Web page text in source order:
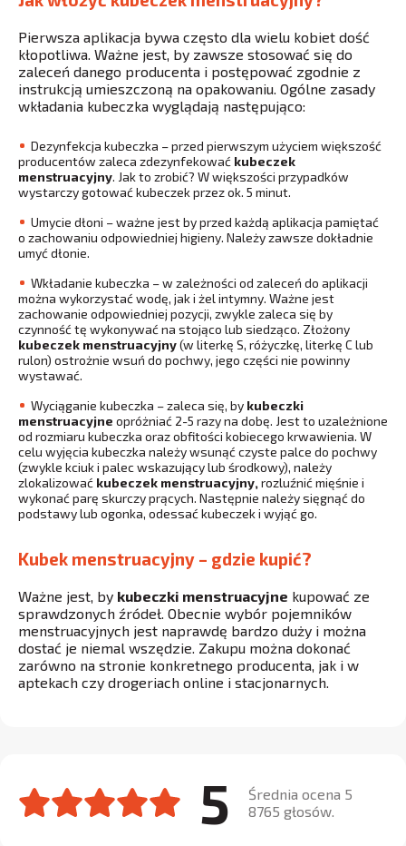
Pierwsza aplikacja bywa często dla wielu kobiet dość
kłopotliwa. Ważne jest, by zawsze stosować się do
zaleceń danego producenta i postępować zgodnie z
instrukcją umieszczoną na opakowaniu. Ogólne zasady
wkładania kubeczka wyglądają następująco:
Dezynfekcja kubeczka – przed pierwszym użyciem większość
producentów zaleca zdezynfekować kubeczek
menstruacyjny. Jak to zrobić? W większości przypadków
wystarczy gotować kubeczek przez ok. 5 minut.
Umycie dłoni – ważne jest by przed każdą aplikacja pamiętać
o zachowaniu odpowiedniej higieny. Należy zawsze dokładnie
umyć dłonie.
Wkładanie kubeczka – w zależności od zaleceń do aplikacji
można wykorzystać wodę, jak i żel intymny. Ważne jest
zachowanie odpowiedniej pozycji, zwykle zaleca się by
czynność tę wykonywać na stojąco lub siedząco. Złożony
kubeczek menstruacyjny(w literkę S, różyczkę, literkę C lub
rulon) ostrożnie wsuń do pochwy, jego części nie powinny
wystawać.
Wyciąganie kubeczka – zaleca się, by kubeczki
menstruacyjne opróżniać 2-5 razy na dobę. Jest to uzależnione
od rozmiaru kubeczka oraz obfitości kobiecego krwawienia. W
celu wyjęcia kubeczka należy wsunąć czyste palce do pochwy
(zwykle kciuk i palec wskazujący lub środkowy), należy
zlokalizować kubeczek menstruacyjny, rozluźnić mięśnie i
wykonać parę skurczy prących. Następnie należy sięgnąć do
podstawy lub ogonka, odessać kubeczek i wyjąć go.
Kubek menstruacyjny – gdzie kupić?
Ważne jest, by kubeczki menstruacyjne kupować ze
sprawdzonych źródeł. Obecnie wybór pojemników
menstruacyjnych jest naprawdę bardzo duży i można
dostać je niemal wszędzie. Zakupu można dokonać
zarówno na stronie konkretnego producenta, jak i w
aptekach czy drogeriach online i stacjonarnych.
5
Średnia ocena 5
8765 głosów.